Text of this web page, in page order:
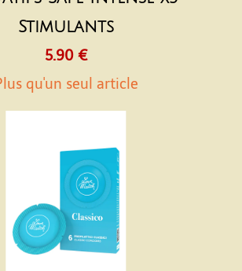
Stimulants
5.90 €
qu'un seul article